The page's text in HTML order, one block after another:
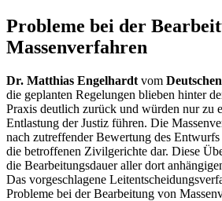
Probleme bei der
Massenverfahren
Dr. Matthias Engelhardt vom
die geplanten Regelungen blieben hinter
Praxis deutlich zurück und würden nur zu
Entlastung der Justiz führen. Die
nach zutreffender Bewertung des
die betroffenen Zivilgerichte dar. Diese
die Bearbeitungsdauer aller dort
Das vorgeschlagene
Probleme bei der Bearbeitung von